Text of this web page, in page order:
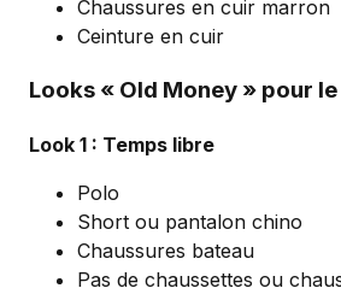
Chaussures en cuir marron
Ceinture en cuir
Looks « Old Money » pour
Look 1 : Temps libre
Polo
Short ou pantalon chino
Chaussures bateau
Pas de chaussettes ou